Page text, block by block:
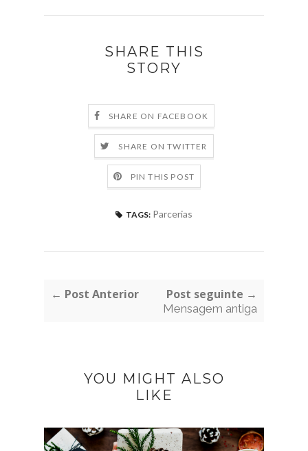
SHARE THIS
STORY
SHARE ON FACEBOOK
SHARE ON TWITTER
PIN THIS POST
TAGS: Parcerias
← Post Anterior Post seguinte →
Mensagem antiga
YOU MIGHT ALSO
LIKE